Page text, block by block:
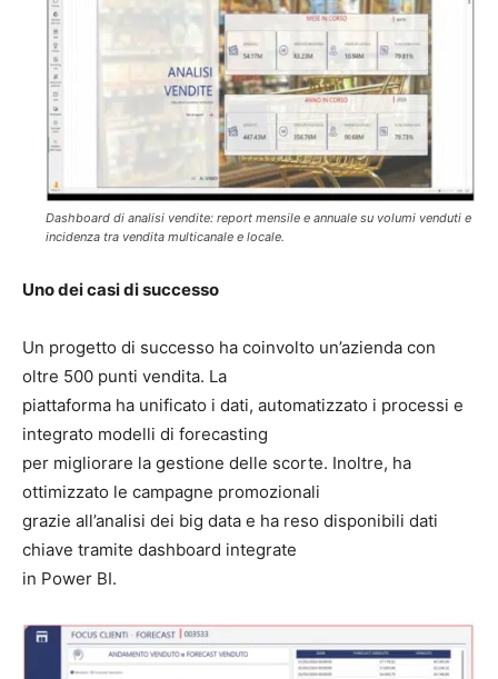
Dashboard di analisi vendite: report mensile e annuale su volumi venduti e
incidenza tra vendita multicanale e locale.
Uno dei casi di successo
Un progetto di successo ha coinvolto un’azienda con
oltre 500 punti vendita. La
piattaforma ha unificato i dati, automatizzato i processi e
integrato modelli di forecasting
per migliorare la gestione delle scorte. Inoltre, ha
ottimizzato le campagne promozionali
grazie all’analisi dei big data e ha reso disponibili dati
chiave tramite dashboard integrate
in Power BI.